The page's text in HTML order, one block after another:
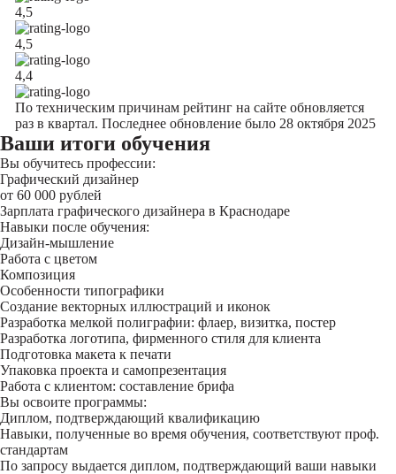
4,5
4,5
4,4
По техническим причинам рейтинг на сайте обновляется
раз в квартал. Последнее обновление было 28 октября 2025
Ваши итоги обучения
Вы обучитесь профессии:
Графический дизайнер
от 60 000 рублей
Зарплата графического дизайнера в Краснодаре
Навыки после обучения:
Дизайн-мышление
Работа с цветом
Композиция
Особенности типографики
Создание векторных иллюстраций и иконок
Разработка мелкой полиграфии: флаер, визитка, постер
Разработка логотипа, фирменного стиля для клиента
Подготовка макета к печати
Упаковка проекта и самопрезентация
Работа с клиентом: составление брифа
Вы освоите программы:
Диплом, подтверждающий квалификацию
Навыки, полученные во время обучения, соответствуют проф.
стандартам
По запросу выдается диплом, подтверждающий ваши навыки